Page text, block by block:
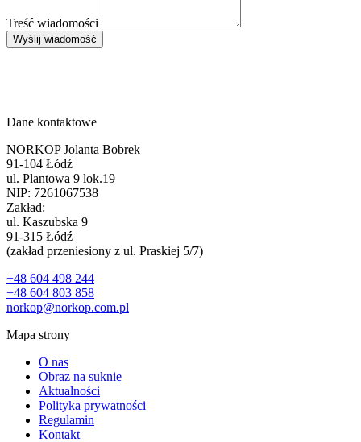
Treść wiadomości
Wyślij wiadomość
Dane kontaktowe
NORKOP Jolanta Bobrek
91-104 Łódź
ul. Plantowa 9 lok.19
NIP: 7261067538
Zakład:
ul. Kaszubska 9
91-315 Łódź
(zakład przeniesiony z ul. Praskiej 5/7)
+48 604 498 244
+48 604 803 858
norkop@norkop.com.pl
Mapa strony
O nas
Obraz na suknie
Aktualności
Polityka prywatności
Regulamin
Kontakt